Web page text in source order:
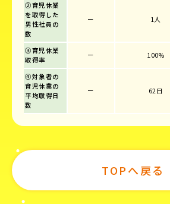
②育児休業
を取得した
男性社員の
数
ー 1人
③育児休業
取得率
ー 100%
④対象者の
育児休業の
平均取得日
数
ー 62日
TOPへ戻る